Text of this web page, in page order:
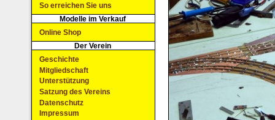
So erreichen Sie uns
Modelle im Verkauf
Online Shop
Der Verein
Geschichte
Mitgliedschaft
Unterstützung
Satzung des Vereins
Datenschutz
Impressum